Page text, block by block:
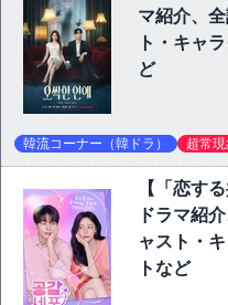
マ紹介、
ト・キャ
ど
韓流コーナー（韓ドラ） 超常現
【「恋す
ドラマ紹
ャスト・
トなど